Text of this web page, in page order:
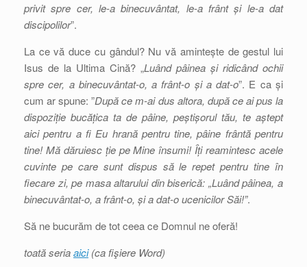
privit spre cer, le-a binecuvântat, le-a frânt și le-a dat
discipolilor”.
La ce vă duce cu gândul? Nu vă amintește de gestul lui
Isus de la Ultima Cină? „Luând pâinea și ridicând ochii
spre cer, a binecuvântat-o, a frânt-o și a dat-o”. E ca și
cum ar spune: ”După ce m-ai dus altora, după ce ai pus la
dispoziție bucățica ta de pâine, peștișorul tău, te aștept
aici pentru a fi Eu hrană pentru tine, pâine frântă pentru
tine! Mă dăruiesc ție pe Mine însumi! Îți reamintesc acele
cuvinte pe care sunt dispus să le repet pentru tine în
fiecare zi, pe masa altarului din biserică: „Luând pâinea, a
binecuvântat-o, a frânt-o, și a dat-o ucenicilor Săi!”.
Să ne bucurăm de tot ceea ce Domnul ne oferă!
toată seriaaici(ca fişiere Word)